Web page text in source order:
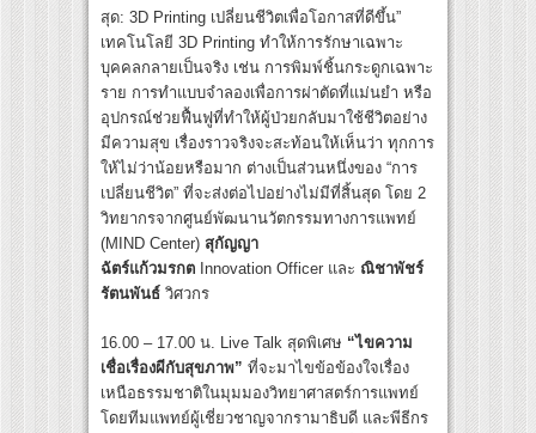
สุด: 3D Printing เปลี่ยนชีวิตเพื่อโอกาสที่ดีขึ้น”
เทคโนโลยี 3D Printing ทำให้การรักษาเฉพาะ
บุคคลกลายเป็นจริง เช่น การพิมพ์ชิ้นกระดูกเฉพาะ
ราย การทำแบบจำลองเพื่อการผ่าตัดที่แม่นยำ หรือ
อุปกรณ์ช่วยฟื้นฟูที่ทำให้ผู้ป่วยกลับมาใช้ชีวิตอย่าง
มีความสุข เรื่องราวจริงจะสะท้อนให้เห็นว่า ทุกการ
ให้ไม่ว่าน้อยหรือมาก ต่างเป็นส่วนหนึ่งของ “การ
เปลี่ยนชีวิต” ที่จะส่งต่อไปอย่างไม่มีที่สิ้นสุด โดย 2
วิทยากรจากศูนย์พัฒนานวัตกรรมทางการแพทย์
(MIND Center) สุกัญญา
ฉัตร์แก้วมรกต Innovation Officer และ ณิชาพัชร์
รัตนพันธ์ วิศวกร
16.00 – 17.00 น. Live Talk สุดพิเศษ “ไขความ
เชื่อเรื่องผีกับสุขภาพ” ที่จะมาไขข้อข้องใจเรื่อง
เหนือธรรมชาติในมุมมองวิทยาศาสตร์การแพทย์
โดยทีมแพทย์ผู้เชี่ยวชาญจากรามาธิบดี และพีธีกร